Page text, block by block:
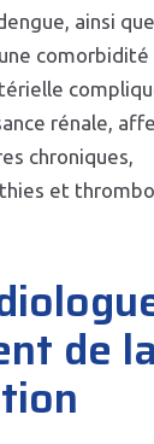
ainsi
comorbidité
rénale,
chroniques,
et
de la